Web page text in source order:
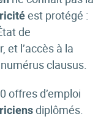
est protégé :
de
et l’accès à la
clausus.
offres d’emploi
diplômés.